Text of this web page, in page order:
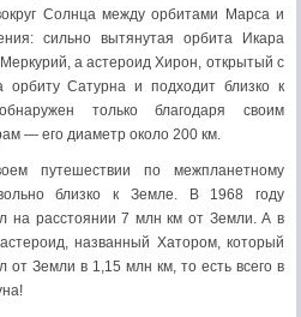
Солнца между орбитами Марса и
сильно вытянутая орбита Икара
а астероид Хирон, открытый с
орбиту Сатурна и подходит близко к
только благодаря своим
— его диаметр около 200 км.
путешествии по межпланетному
близко к Земле. В 1968 году
на расстоянии 7 млн км от Земли. А в
названный Хатором, который
от Земли в 1,15 млн км, то есть всего в